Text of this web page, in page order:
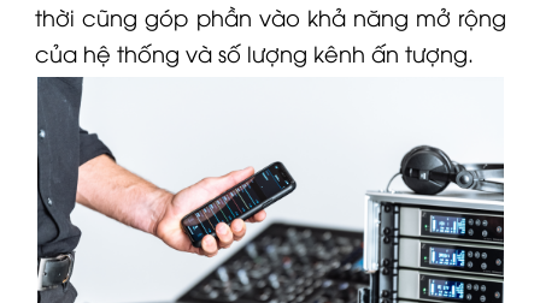
thời cũng góp phần vào khả năng mở rộng
của hệ thống và số lượng kênh ấn tượng.